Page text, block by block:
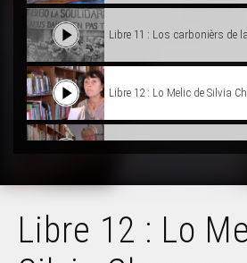
Libre 11 : Los carbonièrs de
Libre 12 : Lo Melic de Silvia
Libre 13 : Dins de patetas
Libre 12 : Lo